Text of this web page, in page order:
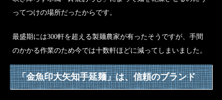
ってつけの場所だったからです。
最盛期には300軒を超える製麺農家が有ったそうですが、手間
のかかる作業のため今では十数軒ほどに減ってしまいました。
「金魚印大矢知手延麺」は、信頼のブランド